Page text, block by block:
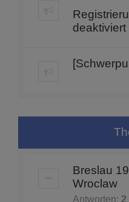
deaktiviert
Breslau
Wroclaw
Antworten: 2